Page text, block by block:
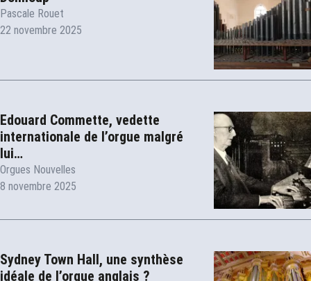
Pascale Rouet
22 novembre 2025
Edouard Commette, vedette
internationale de l’orgue malgré
lui…
Orgues Nouvelles
8 novembre 2025
Sydney Town Hall, une synthèse
idéale de l’orgue anglais ?